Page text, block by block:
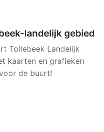
landelijk gebied
Tollebeek Landelijk
kaarten en grafieken
de buurt!